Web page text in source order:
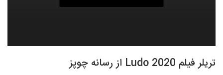
تریلر فیلم Ludo 2020 از رسانه چوپز